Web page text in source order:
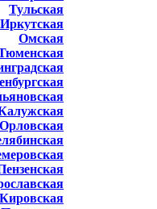
Тульская
Иркутская
Омская
Орловская
Кировская